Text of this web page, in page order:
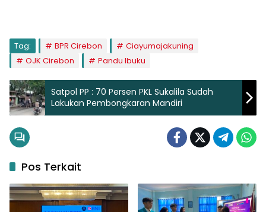
Tag: BPR Cirebon
Ciayumajakuning
OJK Cirebon
Pandu Ibuku
Satpol PP : 70 Persen PKL Sukalila Sudah
Lakukan Pembongkaran Mandiri
Pos Terkait